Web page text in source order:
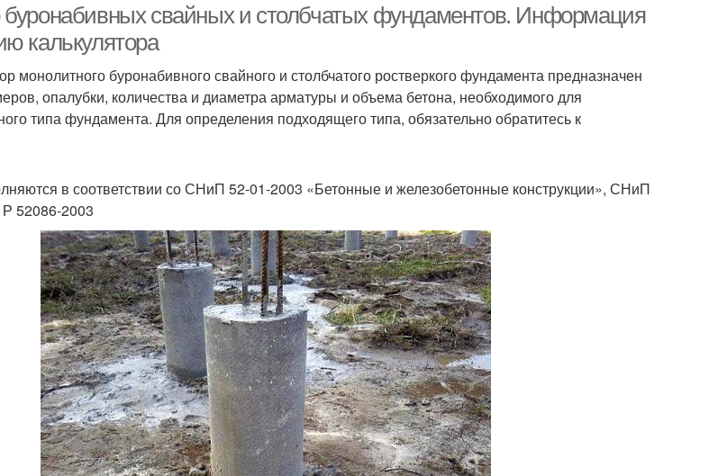
буронабивных свайных и столбчатых фундаментов. Информация
калькулятора
монолитного буронабивного свайного и столбчатого ростверкого фундамента предназначен
опалубки, количества и диаметра арматуры и объема бетона, необходимого для
типа фундамента. Для определения подходящего типа, обязательно обратитесь к
в соответствии со СНиП 52-01-2003 «Бетонные и железобетонные конструкции», СНиП
52086-2003